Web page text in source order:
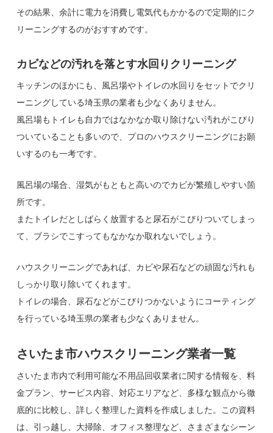
その結果、余計に電力を消費し電気代もかかるので定期的にク
リーニングするのがおすすめです。
カビなどの汚れを落とす水回りクリーニング
キッチンのほかにも、風呂場やトイレの水回りをセットでクリ
ーニングしている埼玉県の業者も少なくありません。
風呂場もトイレも自力ではなかなか取り除けない汚れがこびり
ついていることも多いので、プロのハウスクリーニングにお願
いするのも一考です。
風呂場の場合、湿気がもともと高いのでカビが繁殖しやすい箇
所です。
またトイレだとしばらく放置すると尿石がこびりついてしまっ
て、ブラシでこすってもなかなか取れないでしょう。
ハウスクリーニングであれば、カビや尿石などの頑固な汚れも
しっかり取り除いてくれます。
トイレの場合、尿石などがこびりつかないようにコーティング
を行っている埼玉県の業者も少なくありません。
さいたま市ハウスクリーニング業者一覧
さいたま市内で利用可能な不用品回収業者に関する情報を、料
金プラン、サービス内容、対応エリアなど、多様な観点から徹
底的に比較し、詳しく整理した資料を作成しました。この資料
は、引っ越し、大掃除、オフィス整理など、さまざまなシーン